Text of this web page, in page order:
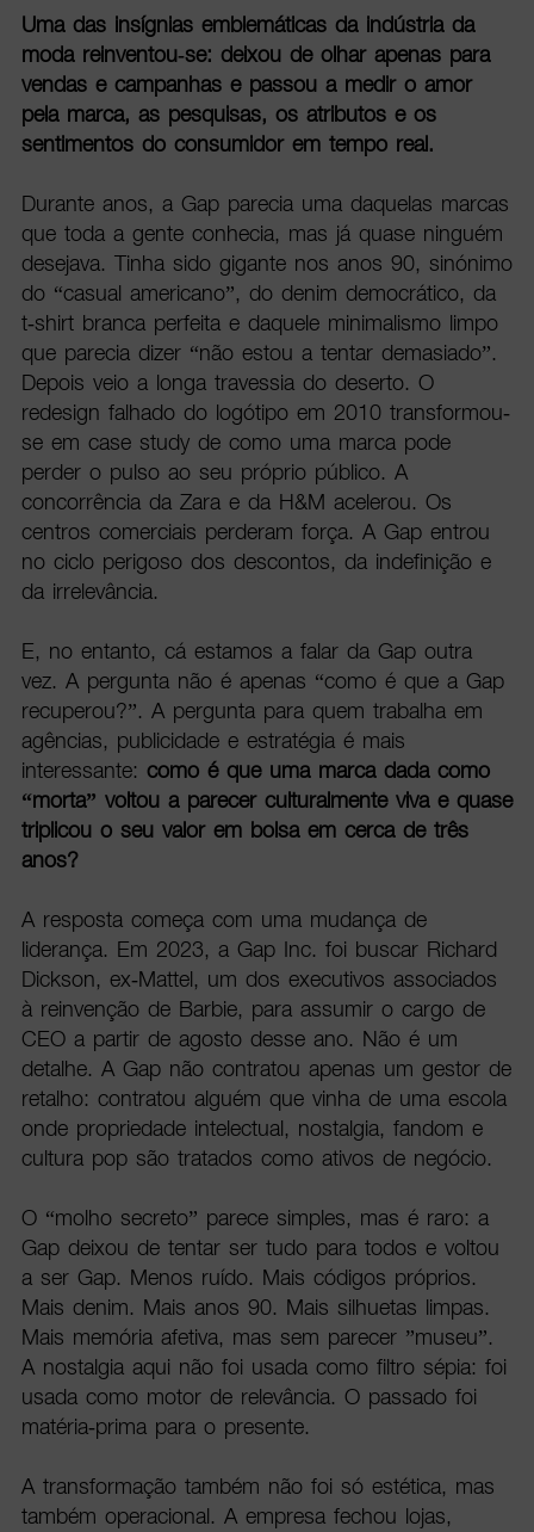
Uma das insígnias emblemáticas da indústria da
moda reinventou-se: deixou de olhar apenas para
vendas e campanhas e passou a medir o amor
pela marca, as pesquisas, os atributos e os
sentimentos do consumidor em tempo real.
Durante anos, a Gap parecia uma daquelas marcas
que toda a gente conhecia, mas já quase ninguém
desejava. Tinha sido gigante nos anos 90, sinónimo
do “casual americano”, do denim democrático, da
t-shirt branca perfeita e daquele minimalismo limpo
que parecia dizer “não estou a tentar demasiado”.
Depois veio a longa travessia do deserto. O
redesign falhado do logótipo em 2010 transformou-
se em case study de como uma marca pode
perder o pulso ao seu próprio público. A
concorrência da Zara e da H&M acelerou. Os
centros comerciais perderam força. A Gap entrou
no ciclo perigoso dos descontos, da indefinição e
da irrelevância.
E, no entanto, cá estamos a falar da Gap outra
vez. A pergunta não é apenas “como é que a Gap
recuperou?”. A pergunta para quem trabalha em
agências, publicidade e estratégia é mais
interessante: como é que uma marca dada como
“morta” voltou a parecer culturalmente viva e quase
triplicou o seu valor em bolsa em cerca de três
anos?
A resposta começa com uma mudança de
liderança. Em 2023, a Gap Inc. foi buscar Richard
Dickson, ex-Mattel, um dos executivos associados
à reinvenção de Barbie, para assumir o cargo de
CEO a partir de agosto desse ano. Não é um
detalhe. A Gap não contratou apenas um gestor de
retalho: contratou alguém que vinha de uma escola
onde propriedade intelectual, nostalgia, fandom e
cultura pop são tratados como ativos de negócio.
O “molho secreto” parece simples, mas é raro: a
Gap deixou de tentar ser tudo para todos e voltou
a ser Gap. Menos ruído. Mais códigos próprios.
Mais denim. Mais anos 90. Mais silhuetas limpas.
Mais memória afetiva, mas sem parecer ”museu”.
A nostalgia aqui não foi usada como filtro sépia: foi
usada como motor de relevância. O passado foi
matéria-prima para o presente.
A transformação também não foi só estética, mas
também operacional. A empresa fechou lojas,